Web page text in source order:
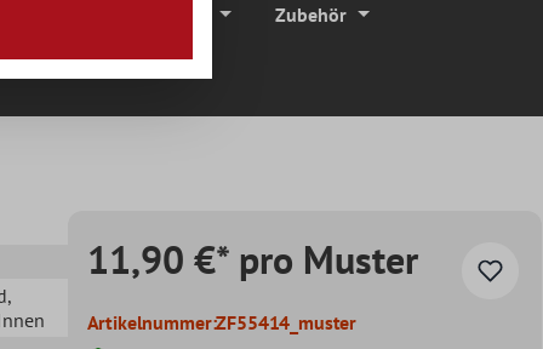
Zubehör
,
11,90 €* pro Muster
Artikelnummer:ZF55414_muster